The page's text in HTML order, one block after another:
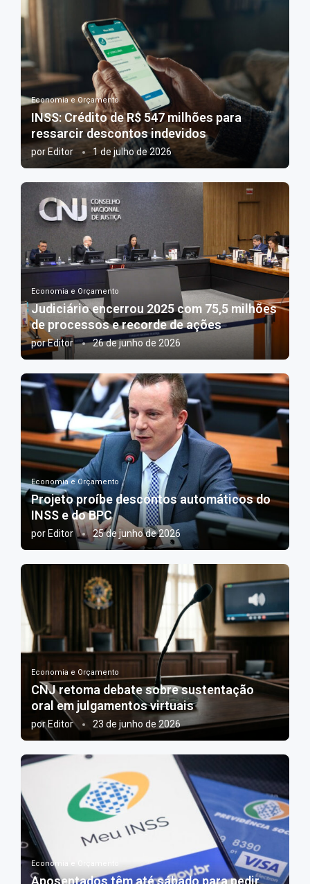
Economia e Orçamento
INSS: Crédito de R$ 547 milhões para
ressarcir descontos indevidos
por Editor 1 de julho de 2026
Economia e Orçamento
Judiciário encerrou 2025 com 75,5 milhões
de processos e recorde de ações
porEditor 26 de junho de 2026
Economia e Orçamento
Projeto proíbe descontos automáticos do
INSS e do BPC
por Editor 25 de junho de 2026
Economia e Orçamento
CNJ retoma debate sobre sustentação
oral em julgamentos virtuais
porEditor 23 de junho de 2026
Economia e Orçamento
Aposentados têm até sábado para pedir